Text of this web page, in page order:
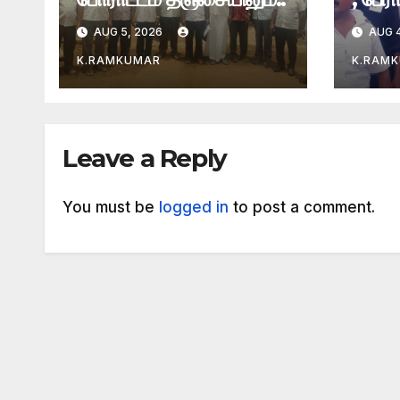
AUG 5, 2026
K.RAMKUMAR
AUG
Leave a Reply
You must be logged in to post a comment.